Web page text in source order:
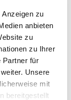
zu
anbieten
zu
zu Ihrer
Partner für
Unsere
mit
bereitgestellt